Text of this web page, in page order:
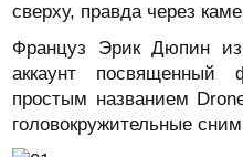
сверху, правда через
Француз Эрик Дюпин
аккаунт
простым названием
головокружительные